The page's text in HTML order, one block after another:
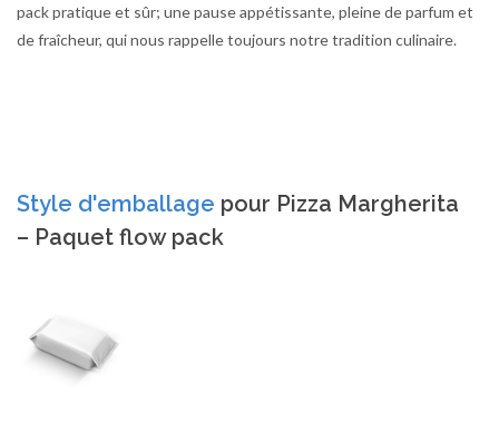
pack pratique et sûr; une pause appétissante, pleine de parfum et
de fraîcheur, qui nous rappelle toujours notre tradition culinaire.
Style d'emballage pour Pizza Margherita
– Paquet flow pack